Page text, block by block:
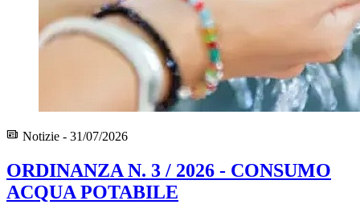
Notizie - 31/07/2026
ORDINANZA N. 3 / 2026 - CONSUMO
ACQUA POTABILE